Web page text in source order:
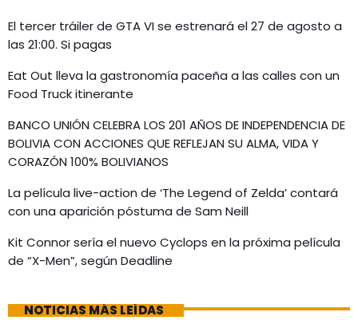
El tercer tráiler de GTA VI se estrenará el 27 de agosto a
las 21:00. Si pagas
Eat Out lleva la gastronomía paceña a las calles con un
Food Truck itinerante
BANCO UNIÓN CELEBRA LOS 201 AÑOS DE INDEPENDENCIA DE
BOLIVIA CON ACCIONES QUE REFLEJAN SU ALMA, VIDA Y
CORAZÓN 100% BOLIVIANOS
La película live-action de ‘The Legend of Zelda’ contará
con una aparición póstuma de Sam Neill
Kit Connor sería el nuevo Cyclops en la próxima película
de “X-Men”, según Deadline
NOTICIAS MÁS LEÍDAS